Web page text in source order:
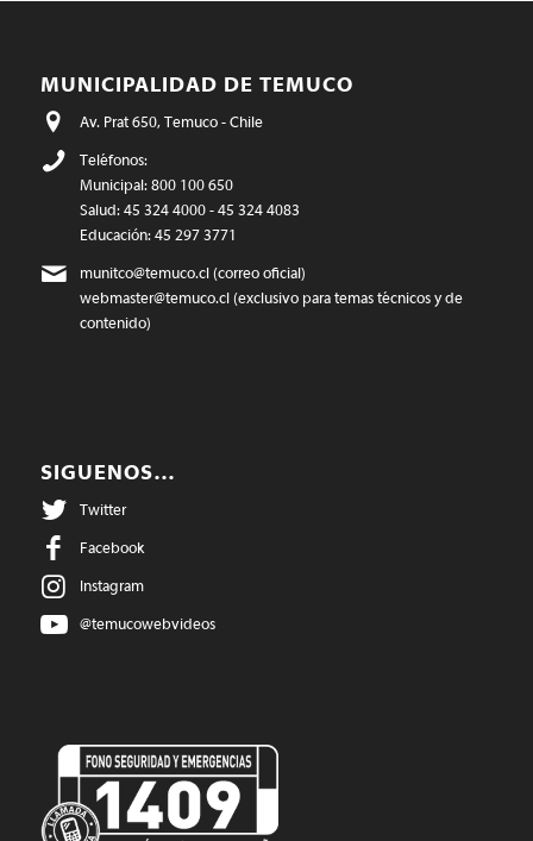
MUNICIPALIDAD DE TEMUCO
Av. Prat 650, Temuco - Chile
Teléfonos:
Municipal: 800 100 650
Salud: 45 324 4000 - 45 324 4083
Educación: 45 297 3771
munitco@temuco.cl(correo oficial)
webmaster@temuco.cl(exclusivo para temas técnicos y de
contenido)
SIGUENOS…
Twitter
Facebook
Instagram
@temucowebvideos